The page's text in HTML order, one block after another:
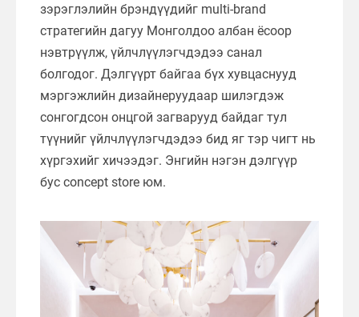
зэрэглэлийн брэндүүдийг multi-brand
стратегийн дагуу Монголдоо албан ёсоор
нэвтрүүлж, үйлчлүүлэгчдэдээ санал
болгодог. Дэлгүүрт байгаа бүх хувцаснууд
мэргэжлийн дизайнеруудаар шилэгдэж
сонгогдсон онцгой загварууд байдаг тул
түүнийг үйлчлүүлэгчдэдээ бид яг тэр чигт нь
хүргэхийг хичээдэг. Энгийн нэгэн дэлгүүр
бус concept store юм.